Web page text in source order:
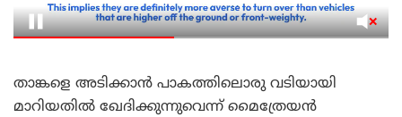
താങ്കളെ അടിക്കാൻ പാകത്തിലൊരു വടിയായി
മാറിയതിൽ ഖേദിക്കുന്നുവെന്ന് മൈത്രേയൻ